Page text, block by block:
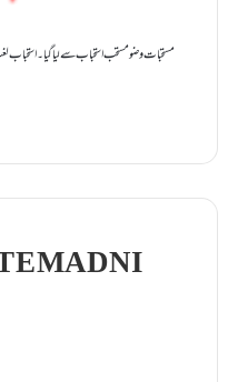
مستحبات وضو مستحب استحباب سے لیا گیا
E MADNI